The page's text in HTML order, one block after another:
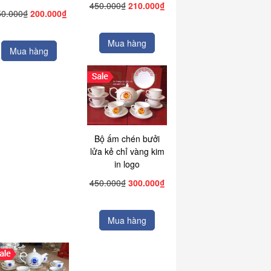
200.000₫
Mua hàng
450.000₫ 210.000₫
Mua hàng
Bộ ấm chén bưởi
lửa kẻ chỉ vàng kim
in logo
450.000₫ 300.000₫
Mua hàng